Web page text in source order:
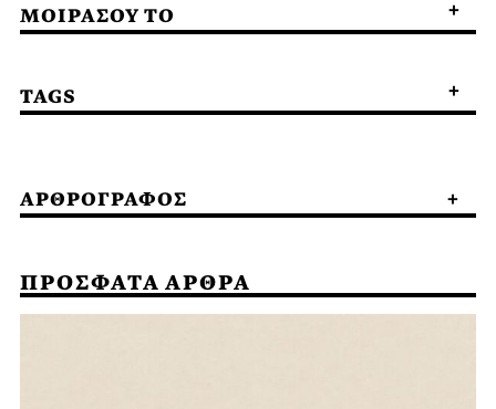
ΜΟΙΡΑΣΟΥ ΤΟ
TAGS
ΑΡΘΡΟΓΡΑΦΟΣ
ΠΡΟΣΦΑΤΑ ΑΡΘΡΑ